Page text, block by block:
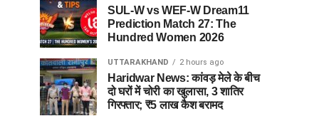
SUL-W vs WEF-W Dream11
Prediction Match 27: The
Hundred Women 2026
UTTARAKHAND 2 hours ago
Haridwar News: कांवड़ मेले के बीच
दो घरों में चोरी का खुलासा, 3 शातिर
गिरफ्तार; ₹5 लाख कैश बरामद